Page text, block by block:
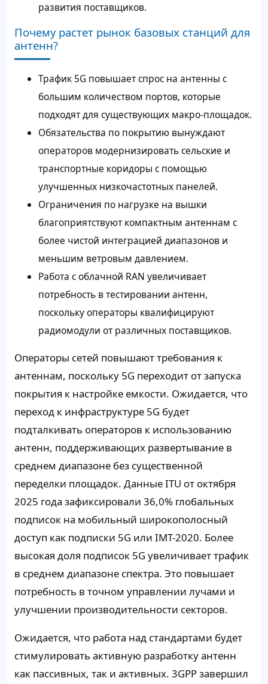
развития поставщиков.
Почему растет рынок базовых станций для
антенн?
Трафик 5G повышает спрос на антенны с
большим количеством портов, которые
подходят для существующих макро-площадок.
Обязательства по покрытию вынуждают
операторов модернизировать сельские и
транспортные коридоры с помощью
улучшенных низкочастотных панелей.
Ограничения по нагрузке на вышки
благоприятствуют компактным антеннам с
более чистой интеграцией диапазонов и
меньшим ветровым давлением.
Работа с облачной RAN увеличивает
потребность в тестировании антенн,
поскольку операторы квалифицируют
радиомодули от различных поставщиков.
Операторы сетей повышают требования к
антеннам, поскольку 5G переходит от запуска
покрытия к настройке емкости. Ожидается, что
переход к инфраструктуре 5G будет
подталкивать операторов к использованию
антенн, поддерживающих развертывание в
среднем диапазоне без существенной
переделки площадок. Данные ITU от октября
2025 года зафиксировали 36,0% глобальных
подписок на мобильный широкополосный
доступ как подписки 5G или IMT-2020. Более
высокая доля подписок 5G увеличивает трафик
в среднем диапазоне спектра. Это повышает
потребность в точном управлении лучами и
улучшении производительности секторов.
Ожидается, что работа над стандартами будет
стимулировать активную разработку антенн
как пассивных, так и активных. 3GPP завершил